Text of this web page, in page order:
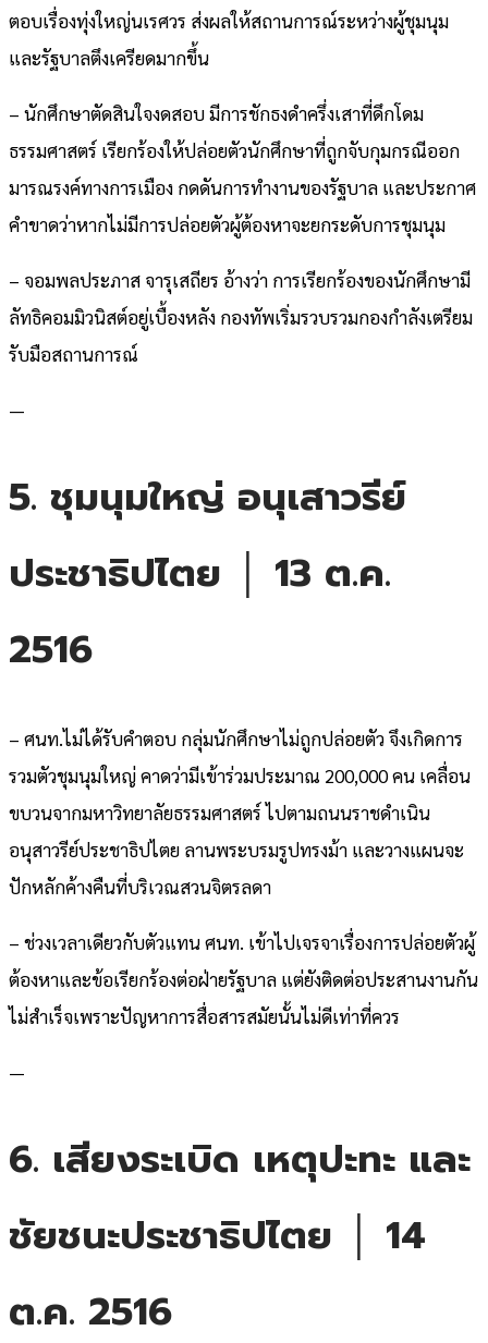
ตอบเรื่องทุ่งใหญ่นเรศวร ส่งผลให้สถานการณ์ระหว่างผู้ชุมนุม
และรัฐบาลตึงเครียดมากขึ้น
– นักศึกษาตัดสินใจงดสอบ มีการชักธงดำครึ่งเสาที่ดึกโดม
ธรรมศาสตร์ เรียกร้องให้ปล่อยตัวนักศึกษาที่ถูกจับกุมกรณีออก
มารณรงค์ทางการเมือง กดดันการทำงานของรัฐบาล และประกาศ
คำขาดว่าหากไม่มีการปล่อยตัวผู้ต้องหาจะยกระดับการชุมนุม
– จอมพลประภาส จารุเสถียร อ้างว่า การเรียกร้องของนักศึกษามี
ลัทธิคอมมิวนิสต์อยู่เบื้องหลัง กองทัพเริ่มรวบรวมกองกำลังเตรียม
รับมือสถานการณ์
—
5. ชุมนุมใหญ่ อนุเสาวรีย์
ประชาธิปไตย │ 13 ต.ค.
2516
– ศนท.ไม่ได้รับคำตอบ กลุ่มนักศึกษาไม่ถูกปล่อยตัว จึงเกิดการ
รวมตัวชุมนุมใหญ่ คาดว่ามีเข้าร่วมประมาณ 200,000 คน เคลื่อน
ขบวนจากมหาวิทยาลัยธรรมศาสตร์ ไปตามถนนราชดำเนิน
อนุสาวรีย์ประชาธิปไตย ลานพระบรมรูปทรงม้า และวางแผนจะ
ปักหลักค้างคืนที่บริเวณสวนจิตรลดา
– ช่วงเวลาเดียวกับตัวแทน ศนท. เข้าไปเจรจาเรื่องการปล่อยตัวผู้
ต้องหาและข้อเรียกร้องต่อฝ่ายรัฐบาล แต่ยังติดต่อประสานงานกัน
ไม่สำเร็จเพราะปัญหาการสื่อสารสมัยนั้นไม่ดีเท่าที่ควร
—
6. เสียงระเบิด เหตุปะทะ และ
ชัยชนะประชาธิปไตย │ 14
ต.ค. 2516